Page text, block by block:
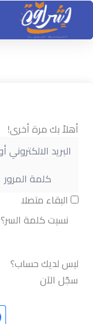
تخطي
المحتوى
أهلاً بك مرة أخرى!
البقاء متصلا
نسيت كلمة السر؟
ليس لديك حساب؟
سجّل الآن